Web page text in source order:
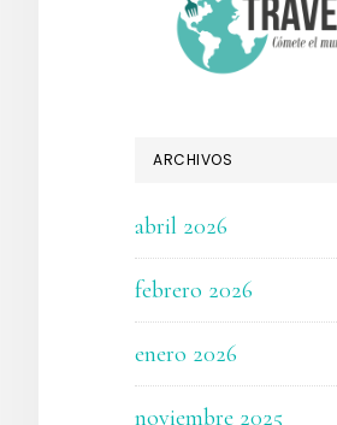
ARCHIVOS
abril 2026
febrero 2026
enero 2026
noviembre 2025